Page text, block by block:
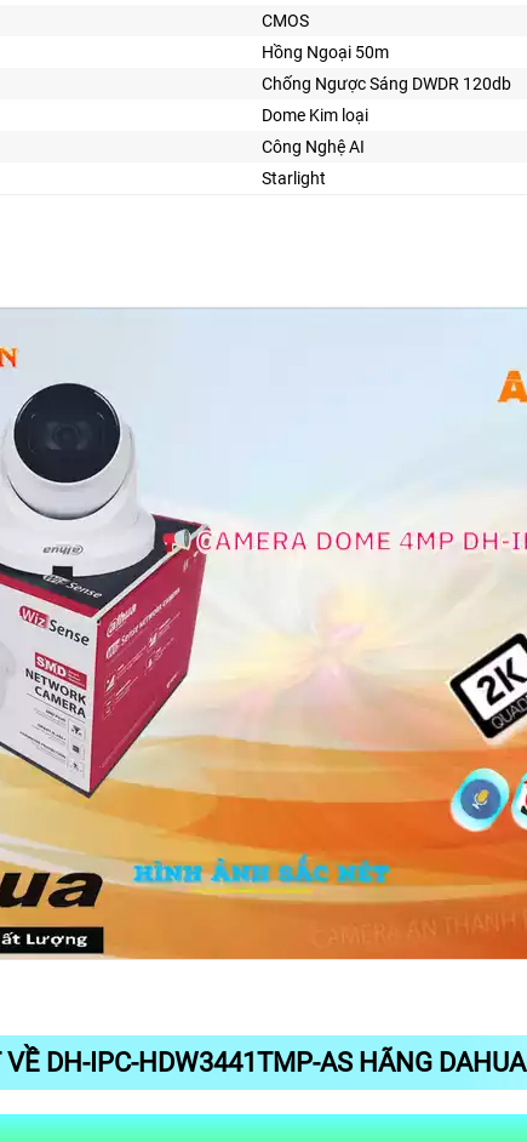
CMOS
Hồng Ngoại 50m
Chống Ngược Sáng DWDR 120db
Dome Kim loại
Công Nghệ AI
Starlight
DH-IPC-HDW3441TMP-AS HÃNG DAHUA